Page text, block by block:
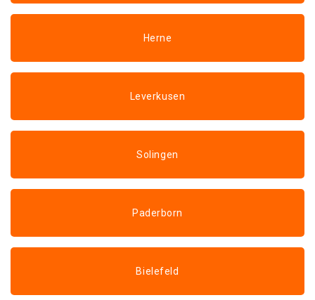
Herne
Leverkusen
Solingen
Paderborn
Bielefeld